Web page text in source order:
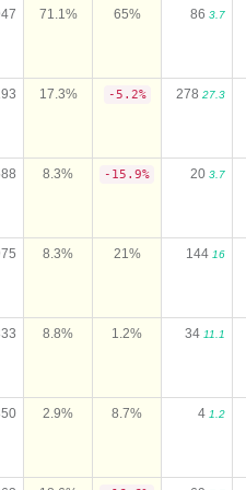
71.1% 65% 86 3.7
17.3% -5.2% 278 27.3
8.3% -15.9% 20 3.7
8.3% 21% 144 16
8.8% 1.2% 34 11.1
2.9% 8.7% 4 1.2